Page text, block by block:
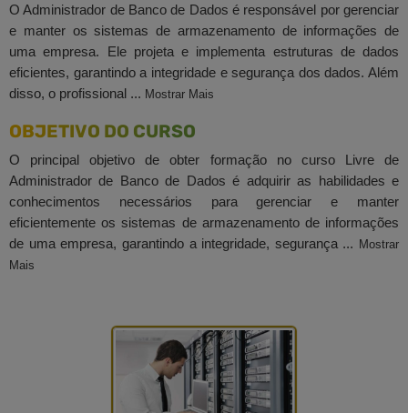
O Administrador de Banco de Dados é responsável por gerenciar
e manter os sistemas de armazenamento de informações de
uma empresa. Ele projeta e implementa estruturas de dados
eficientes, garantindo a integridade e segurança dos dados. Além
disso, o profissional ... Mostrar Mais
OBJETIVO DO CURSO
O principal objetivo de obter formação no curso Livre de
Administrador de Banco de Dados é adquirir as habilidades e
conhecimentos necessários para gerenciar e manter
eficientemente os sistemas de armazenamento de informações
de uma empresa, garantindo a integridade, segurança ... Mostrar
Mais